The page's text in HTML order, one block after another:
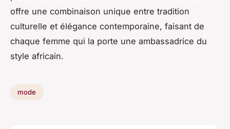
offre une combinaison unique entre tradition
culturelle et élégance contemporaine, faisant de
chaque femme qui la porte une ambassadrice du
style africain.
mode